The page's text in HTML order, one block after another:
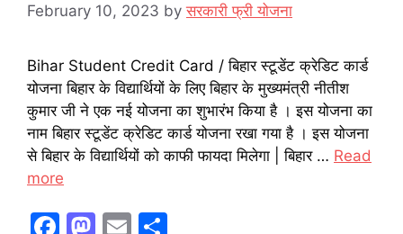
February 10, 2023 byसरकारी फ्री योजना
Bihar Student Credit Card / बिहार स्टूडेंट क्रेडिट कार्ड
योजना बिहार के विद्यार्थियों के लिए बिहार के मुख्यमंत्री नीतीश
कुमार जी ने एक नई योजना का शुभारंभ किया है । इस योजना का
नाम बिहार स्टूडेंट क्रेडिट कार्ड योजना रखा गया है । इस योजना
से बिहार के विद्यार्थियों को काफी फायदा मिलेगा | बिहार … Read
more
F
M E